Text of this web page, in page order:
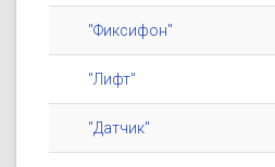
"Фиксифон"
"Лифт"
"Датчик"